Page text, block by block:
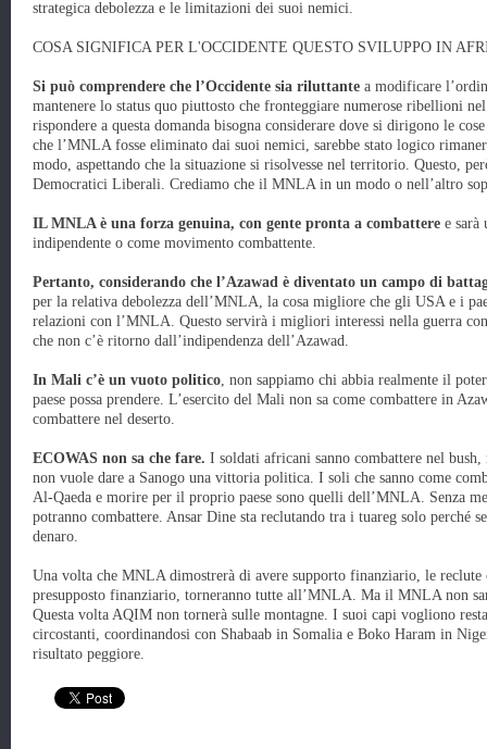
strategica debolezza e le limitazioni dei suoi nemici.
COSA SIGNIFICA PER L'OCCIDENTE QUESTO SVILUPPO IN
Si può comprendere che l’Occidente sia riluttante a modificare
mantenere lo status quo piuttosto che fronteggiare numerose ribellioni
rispondere a questa domanda bisogna considerare dove si dirigono le
che l’MNLA fosse eliminato dai suoi nemici, sarebbe stato logico
modo, aspettando che la situazione si risolvesse nel territorio. Questo,
Democratici Liberali. Crediamo che il MNLA in un modo o nell’altro
IL MNLA è una forza genuina, con gente pronta a combattere e sarà
indipendente o come movimento combattente.
Pertanto, considerando che l’Azawad è diventato un campo di
per la relativa debolezza dell’MNLA, la cosa migliore che gli USA e i
relazioni con l’MNLA. Questo servirà i migliori interessi nella guerra
che non c’è ritorno dall’indipendenza dell’Azawad.
In Mali c’è un vuoto politico, non sappiamo chi abbia realmente il
paese possa prendere. L’esercito del Mali non sa come combattere in
combattere nel deserto.
ECOWAS non sa che fare. I soldati africani sanno combattere nel
non vuole dare a Sanogo una vittoria politica. I soli che sanno come
Al-Qaeda e morire per il proprio paese sono quelli dell’MNLA. Senza
potranno combattere. Ansar Dine sta reclutando tra i tuareg solo perché
denaro.
Una volta che MNLA dimostrerà di avere supporto finanziario, le reclute
presupposto finanziario, torneranno tutte all’MNLA. Ma il MNLA non
Questa volta AQIM non tornerà sulle montagne. I suoi capi vogliono
circostanti, coordinandosi con Shabaab in Somalia e Boko Haram in
risultato peggiore.